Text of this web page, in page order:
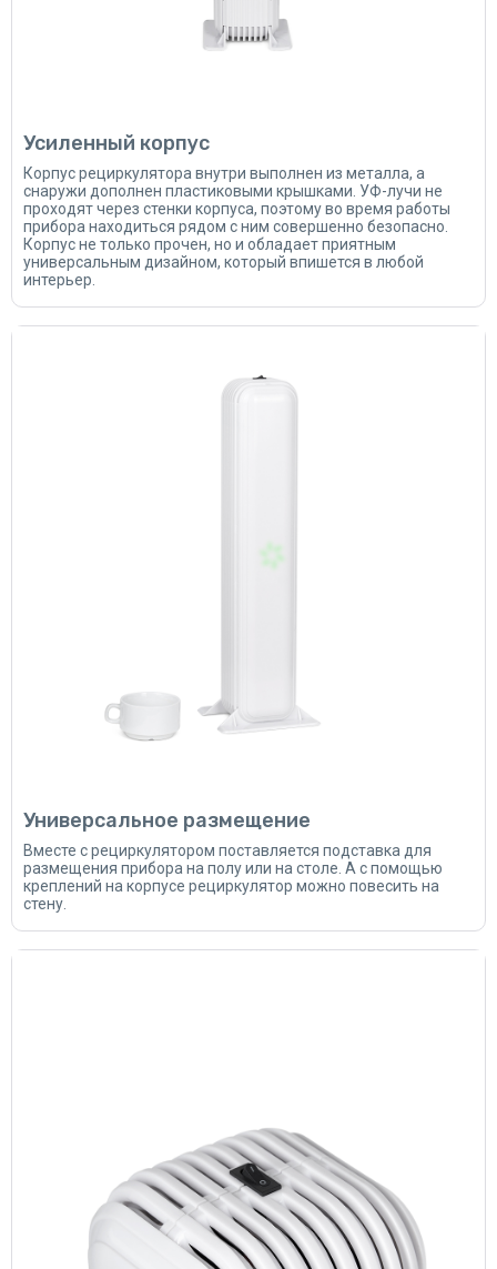
Усиленный корпус
Корпус рециркулятора внутри выполнен из металла, а
снаружи дополнен пластиковыми крышками. УФ-лучи не
проходят через стенки корпуса, поэтому во время работы
прибора находиться рядом с ним совершенно безопасно.
Корпус не только прочен, но и обладает приятным
универсальным дизайном, который впишется в любой
интерьер.
Универсальное размещение
Вместе с рециркулятором поставляется подставка для
размещения прибора на полу или на столе. А с помощью
креплений на корпусе рециркулятор можно повесить на
стену.